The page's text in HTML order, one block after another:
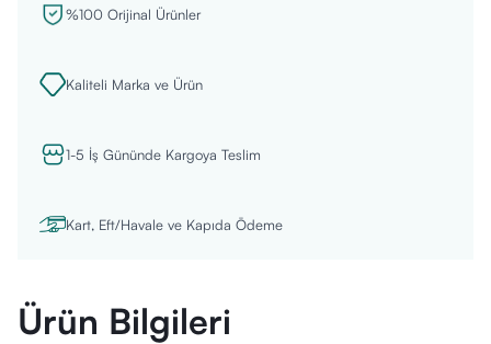
%100 Orijinal Ürünler
Kaliteli Marka ve Ürün
1-5 İş Gününde Kargoya Teslim
Kart, Eft/Havale ve Kapıda Ödeme
Ürün Bilgileri